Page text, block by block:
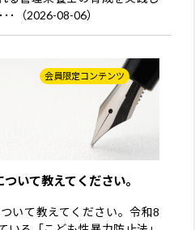
･（2026-08-06）
会員限定コンテンツ
いて教えてください。
いて教えてください。令和8